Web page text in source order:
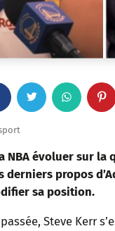
a
c
e
i
W
a
t
s
n
NBA évoluer sur
derniers propos
sa position.
Steve Kerr